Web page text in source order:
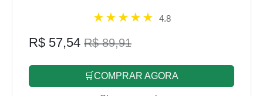
4.8
R$ 57,54 R$ 89,91
🛒COMPRAR AGORA